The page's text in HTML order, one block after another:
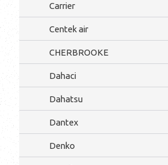
Carrier
Centek air
CHERBROOKE
Dahaci
Dahatsu
Dantex
Denko